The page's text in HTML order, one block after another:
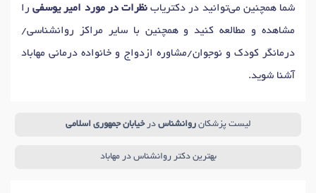
شما همچنین می‌توانید در دکتریاب نظرات در مورد امیر یوسفیرا
مشاهده و مطالعه کنید و همچنین با سایر مراکز روانشناسی/
درمانگر کودک و نوجوان/مشاوره ازدواج و خانواده درمانی مهاباد
آشنا شوید.
لیست پزشکانروانشناس درخیابان جمهوری اسلامی
بهترین دکتر روانشناس در مهاباد